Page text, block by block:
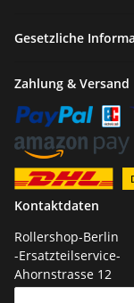
Gesetzliche
Zahlung & Versand
Kontaktdaten
Rollershop-Berlin
-Ersatzteilservice-
Ahornstrasse 12
14959 Trebbin